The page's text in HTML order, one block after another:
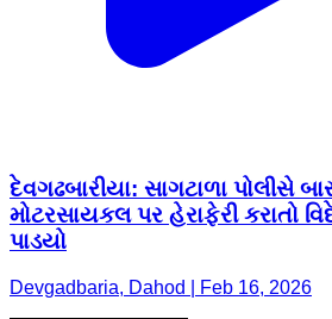
દેવગઢબારીયા: સાગટાળા પોલીસે
મોટરસાયકલ પર હેરાફેરી કરાતો
પાડયો
Devgadbaria, Dahod | Feb 16, 2026